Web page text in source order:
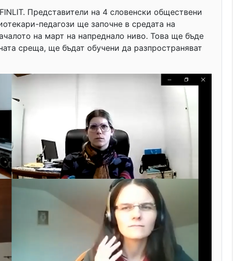
Представители на 4 словенски обществени
педагози ще започне в средата на
на март на напреднало ниво. Това ще бъде
среща, ще бъдат обучени да разпространяват